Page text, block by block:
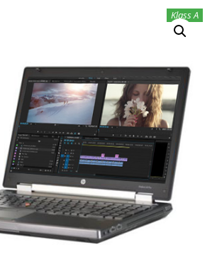
Klass A